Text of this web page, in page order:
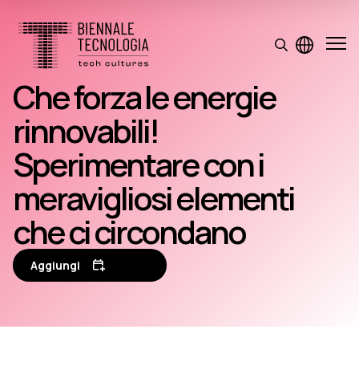
Che forza le energie
rinnovabili!
Sperimentare con i
meravigliosi elementi
che ci circondano
Aggiungi